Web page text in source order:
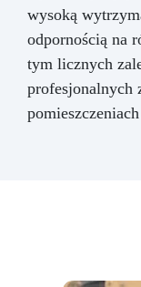
wysoką
odpornością na
tym licznych
profesjonalnych